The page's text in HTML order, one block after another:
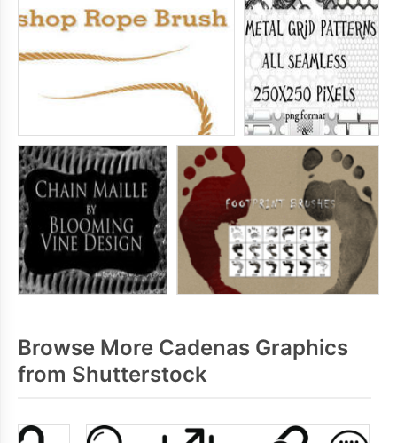
Browse More Cadenas Graphics
from Shutterstock